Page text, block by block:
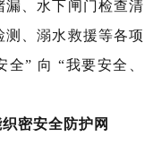
漏、水下闸门检查清
、溺水救援等各项
” 向 “我要安全、
密安全防护网